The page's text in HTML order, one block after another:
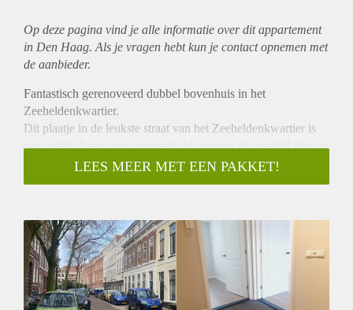
Op deze pagina vind je alle informatie over ditappartement
in Den Haag. Als je vragen hebt kun je contact opnemen met
de aanbieder.
Fantastisch gerenoveerd dubbel bovenhuis in het
Zeeheldenkwartier.
Dit plaatje in de leukste straat van het Zeeheldenkwartier is
een unieke kans voor een gezin of mensen die gesteld zijn op
voldoende ruimte.
De woning heeft 4 slaapkamers, een gigantische grote
keuken heeft alles wat je je maar kan wensen, inclusief
cooker.
Het appartement is gesitueerd op de 2e en 3e verdieping.
Op de 2e verdieping vind je de ruime woonkamer met open
keuken, de ruime wc en een slaapkamer/werkkamer.
LEES MEER MET EEN PAKKET!